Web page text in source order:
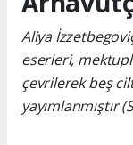
Aliya
eserleri,
çevrilerek beş
yayımlanmıştır